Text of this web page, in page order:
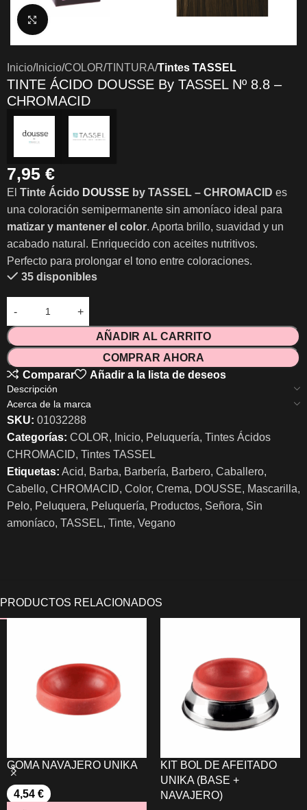
Clic para ampliar
Inicio Inicio COLOR TINTURA Tintes TASSEL
TINTE ÁCIDO DOUSSE By TASSEL Nº 8.8 –
CHROMACID
7,95 €
El Tinte Ácido DOUSSE by TASSEL – CHROMACID es
una coloración semipermanente sin amoníaco ideal para
matizar y mantener el color. Aporta brillo, suavidad y un
acabado natural. Enriquecido con aceites nutritivos.
Perfecto para prolongar el tono entre coloraciones.
35 disponibles
AÑADIR AL CARRITO
COMPRAR AHORA
Comparar
Añadir a la lista de deseos
Descripción
Acerca de la marca
SKU: 01032288
Categorías: COLOR, Inicio, Peluquería, Tintes Ácidos
CHROMACID, Tintes TASSEL
Etiquetas: Acid, Barba, Barbería, Barbero, Caballero,
Cabello, CHROMACID, Color, Crema, DOUSSE, Mascarilla,
Pelo, Peluquera, Peluquería, Productos, Señora, Sin
amoníaco, TASSEL, Tinte, Vegano
GOMA NAVAJERO UNIKA
4,54 €
KIT BOL DE AFEITADO
UNIKA (BASE +
NAVAJERO)